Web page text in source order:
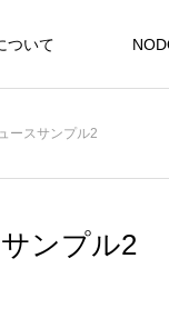
ついて
ースサンプル2
ンプル2